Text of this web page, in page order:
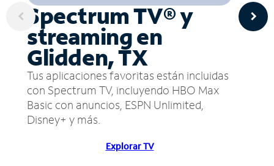
Spectrum TV® y
streaming en
Glidden, TX
Tus aplicaciones favoritas están incluidas
con Spectrum TV, incluyendo HBO Max
Basic con anuncios, ESPN Unlimited,
Disney+ y más.
Explorar TV